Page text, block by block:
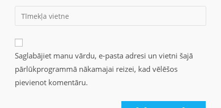
Saglabājiet manu vārdu, e-pasta adresi un vietni šajā
pārlūkprogrammā nākamajai reizei, kad vēlēšos
pievienot komentāru.